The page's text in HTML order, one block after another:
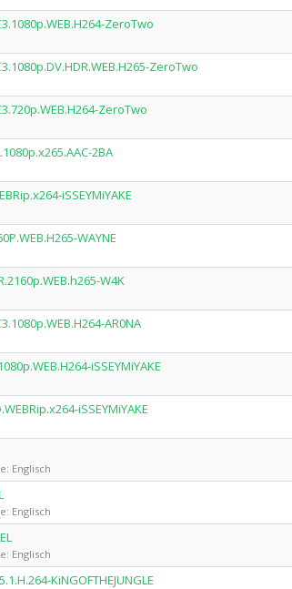
ZeroTwo
ZeroTwo
ZeroTwo
2BA
iSSEYMiYAKE
WAYNE
W4K
AR0NA
iSSEYMiYAKE
iSSEYMiYAKE
Englisch
Englisch
Englisch
KiNGOFTHEJUNGLE